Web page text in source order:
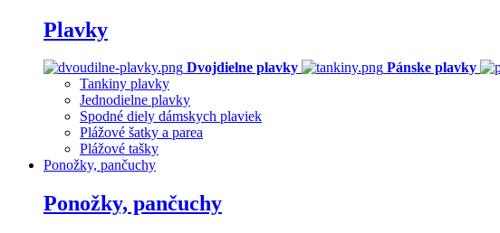
Plavky
Dvojdielne plavky Pánske plavky
Tankiny plavky
Jednodielne plavky
Spodné diely dámskych plaviek
Plážové šatky a parea
Plážové tašky
Ponožky, pančuchy
Ponožky, pančuchy